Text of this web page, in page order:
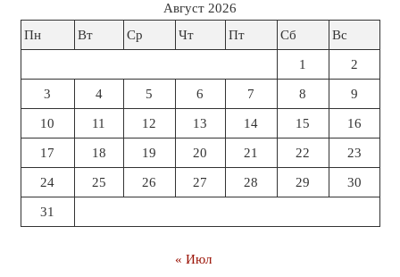
Август 2026
Пн
Вт Ср Чт Пт Сб Вс
1 2
3 4 5 6 7 8 9
10 11 12 13 14 15 16
17 18 19 20 21 22 23
24 25 26 27 28 29 30
31
« Июл